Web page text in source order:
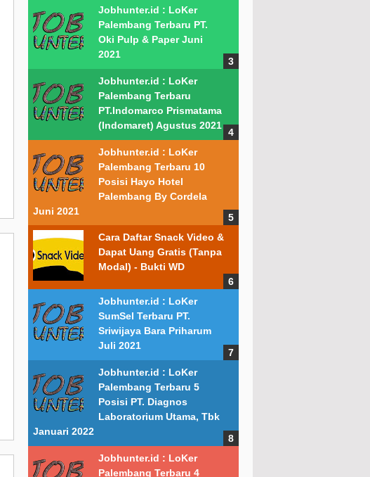
Jobhunter.id : LoKer
Palembang Terbaru PT.
Oki Pulp & Paper Juni
2021
Jobhunter.id : LoKer
Palembang Terbaru
PT.Indomarco Prismatama
(Indomaret) Agustus 2021
Jobhunter.id : LoKer
Palembang Terbaru 10
Posisi Hayo Hotel
Palembang By Cordela
Juni 2021
Cara Daftar Snack Video &
Dapat Uang Gratis (Tanpa
Modal) - Bukti WD
Jobhunter.id : LoKer
SumSel Terbaru PT.
Sriwijaya Bara Priharum
Juli 2021
Jobhunter.id : LoKer
Palembang Terbaru 5
Posisi PT. Diagnos
Laboratorium Utama, Tbk
Januari 2022
Jobhunter.id : LoKer
Palembang Terbaru 4